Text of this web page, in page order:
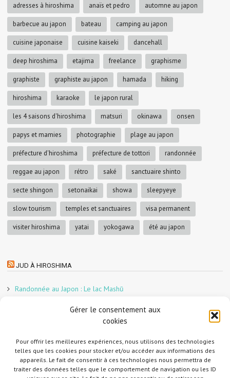
Gérer le consentement aux
cookies
Pour offrir les meilleures expériences, nous utilisons des technologies
telles que les cookies pour stocker et/ou accéder aux informations des
appareils. Le fait de consentir à ces technologies nous permettra de
traiter des données telles que le comportement de navigation ou les ID
adresses à hiroshima anaïs et pedro automne au japon
barbecue au japon bateau camping au japon
cuisine japonaise cuisine kaiseki dancehall
deep hiroshima etajima freelance graphisme
graphiste graphiste au japon hamada hiking
hiroshima karaoke le japon rural
les 4 saisons d'hiroshima matsuri okinawa onsen
papys et mamies photographie plage au japon
préfecture d'hiroshima préfecture de tottori randonnée
reggae au japon rétro saké sanctuaire shinto
secte shingon setonaikai showa sleepyeye
slow tourism temples et sanctuaires visa permanent
visiter hiroshima yatai yokogawa été au japon
JUD À HIROSHIMA
Randonnée au Japon : Le lac Mashū
En direct sur Adobe France !
Un café et des cabanes dans la forêt
Slow Tourism à Tomo-no-Ura
Slow tourism à Onomichi